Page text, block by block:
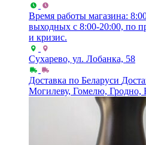
Время работы магазина:
выходных с 8:00-20:00, по
и кризис.
Сухарево, ул. Лобанка, 58
Доставка по Беларуси
Могилеву, Гомелю, Гродно,